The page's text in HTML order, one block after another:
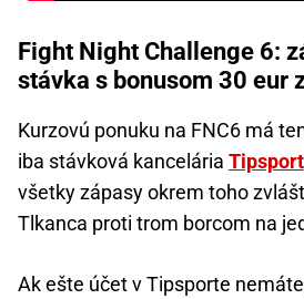
Fight Night Challenge 6:
stávka s bonusom 30 eur
Kurzovú ponuku na FNC6 má
iba stávková kancelária Tipsport
všetky zápasy okrem toho
Tlkanca proti trom borcom na
Ak ešte účet v Tipsporte